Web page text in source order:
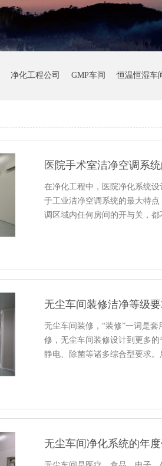
净化工程公司 GMP车间 恒温恒湿车
医院手术室洁净空调系
在净化工程中，医院净化系统
于工业洁净空调系统的最大特
调区域内任何房间的开与关，
无尘车间装修洁净等级
无尘车间装修，“装修”一词是
修，无尘车间装修设计到更多
静电、除菌等诸多综合型要求
无尘车间净化系统的年